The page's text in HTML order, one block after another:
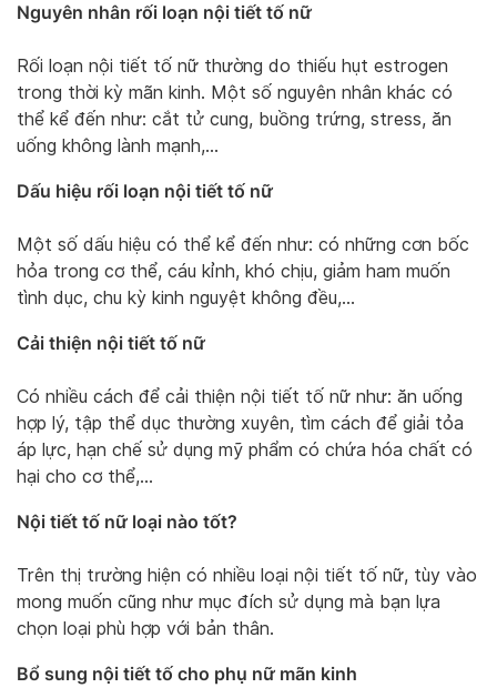
Nguyên nhân rối loạn nội tiết tố nữ
Rối loạn nội tiết tố nữ thường do thiếu hụt estrogen
trong thời kỳ mãn kinh. Một số nguyên nhân khác có
thể kể đến như: cắt tử cung, buồng trứng, stress, ăn
uống không lành mạnh,…
Dấu hiệu rối loạn nội tiết tố nữ
Một số dấu hiệu có thể kể đến như: có những cơn bốc
hỏa trong cơ thể, cáu kỉnh, khó chịu, giảm ham muốn
tình dục, chu kỳ kinh nguyệt không đều,…
Cải thiện nội tiết tố nữ
Có nhiều cách để cải thiện nội tiết tố nữ như: ăn uống
hợp lý, tập thể dục thường xuyên, tìm cách để giải tỏa
áp lực, hạn chế sử dụng mỹ phẩm có chứa hóa chất có
hại cho cơ thể,…
Nội tiết tố nữ loại nào tốt?
Trên thị trường hiện có nhiều loại nội tiết tố nữ, tùy vào
mong muốn cũng như mục đích sử dụng mà bạn lựa
chọn loại phù hợp với bản thân.
Bổ sung nội tiết tố cho phụ nữ mãn kinh